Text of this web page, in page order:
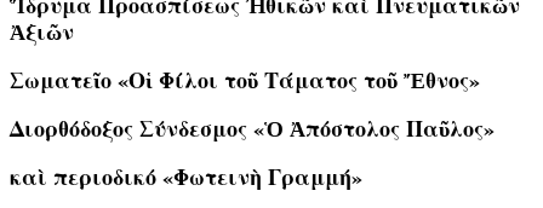
Ἀξιῶν
Σωματεῖο «Οἱ Φίλοι τοῦ Τάματος τοῦ Ἔθνος»
Διορθόδοξος Σύνδεσμος «Ὁ Ἀπόστολος Παῦλος»
καὶ περιοδικό «Φωτεινὴ Γραμμή»